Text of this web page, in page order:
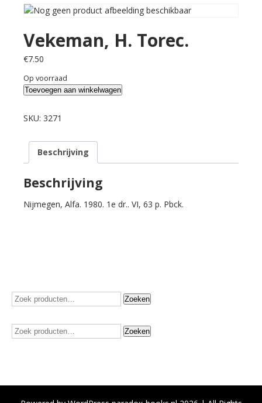
Vekeman, H. Torec.
€7.50
Op voorraad
Vekeman,
Torec.
Toevoegen aan winkelwagen
SKU: 3271
Beschrijving
Beschrijving
Nijmegen, Alfa. 1980. 1e dr.. VI, 63 p. Pbck.
Zoeken
Zoeken
Zoeken
Zoeken